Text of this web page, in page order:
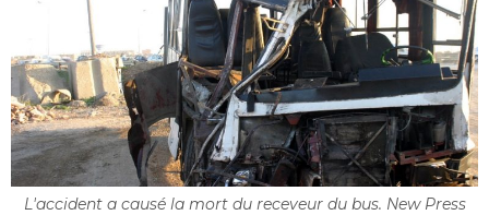
L'accident a causé la mort du receveur du bus. New Press